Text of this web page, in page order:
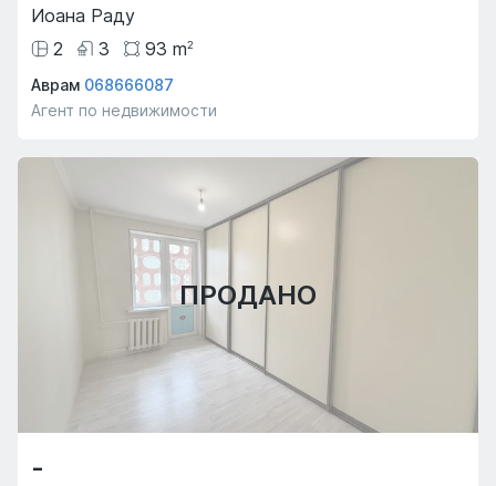
Иоана Раду
2
3 93 m2
Аврам 068666087
Агент по недвижимости
ПРОДАНО
-